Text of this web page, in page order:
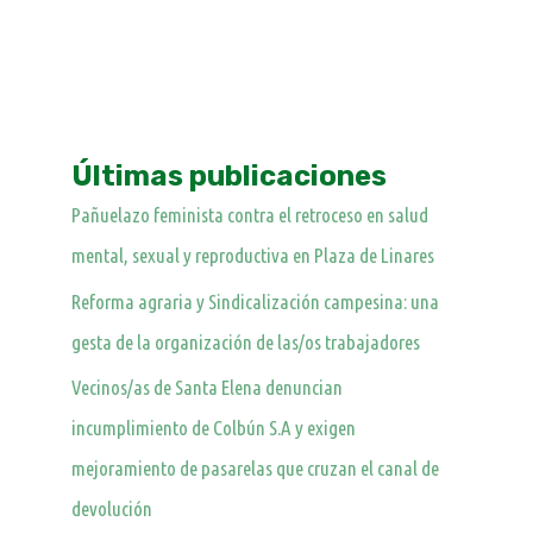
Últimas publicaciones
Pañuelazo feminista contra el retroceso en salud
mental, sexual y reproductiva en Plaza de Linares
Reforma agraria y Sindicalización campesina: una
gesta de la organización de las/os trabajadores
Vecinos/as de Santa Elena denuncian
incumplimiento de Colbún S.A y exigen
mejoramiento de pasarelas que cruzan el canal de
devolución